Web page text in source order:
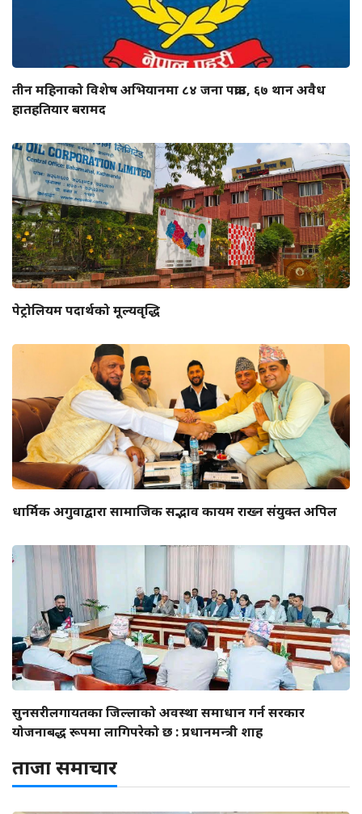
तीन महिनाको विशेष अभियानमा ८४ जना पक्राउ, ६७ थान अवैध
हातहतियार बरामद
पेट्रोलियम पदार्थको मूल्यवृद्धि
धार्मिक अगुवाद्वारा सामाजिक सद्भाव कायम राख्न संयुक्त अपिल
सुनसरीलगायतका जिल्लाको अवस्था समाधान गर्न सरकार
योजनाबद्ध रूपमा लागिपरेको छ : प्रधानमन्त्री शाह
ताजा समाचार